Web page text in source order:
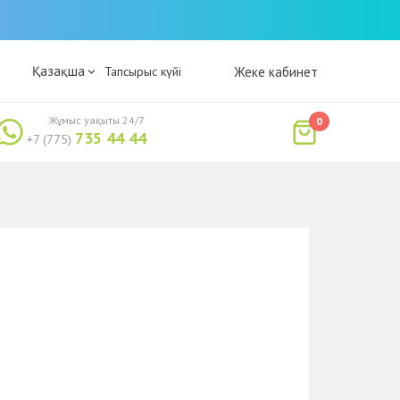
Қазақша Тапсырыс күйі Жеке кабинет
+7 (775) 735 44 44
Жұмыс уақыты 24/7 0